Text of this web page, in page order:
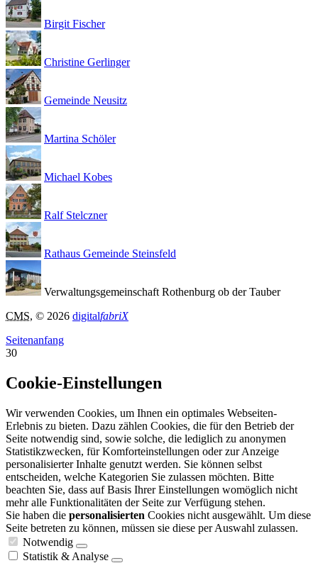
Birgit Fischer
Christine Gerlinger
Gemeinde Neusitz
Martina Schöler
Michael Kobes
Ralf Stelczner
Rathaus Gemeinde Steinsfeld
Verwaltungsgemeinschaft Rothenburg ob der Tauber
CMS, © 2026 digitalfabriX
Seitenanfang
30
Cookie-Einstellungen
Wir verwenden Cookies, um Ihnen ein optimales Webseiten-
Erlebnis zu bieten. Dazu zählen Cookies, die für den Betrieb der
Seite notwendig sind, sowie solche, die lediglich zu anonymen
Statistikzwecken, für Komforteinstellungen oder zur Anzeige
personalisierter Inhalte genutzt werden. Sie können selbst
entscheiden, welche Kategorien Sie zulassen möchten. Bitte
beachten Sie, dass auf Basis Ihrer Einstellungen womöglich nicht
mehr alle Funktionalitäten der Seite zur Verfügung stehen.
Sie haben die personalisierten Cookies nicht ausgewählt. Um diese
Seite betreten zu können, müssen sie diese per Auswahl zulassen.
Notwendig
Statistik & Analyse